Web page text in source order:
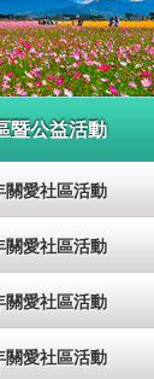
暨公益活動
關愛社區活動
關愛社區活動
關愛社區活動
關愛社區活動